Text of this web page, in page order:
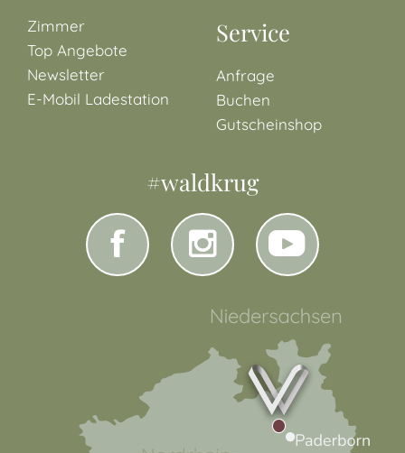
Zimmer
Top Angebote
Newsletter
E-Mobil Ladestation
Service
Anfrage
Buchen
Gutscheinshop
#waldkrug